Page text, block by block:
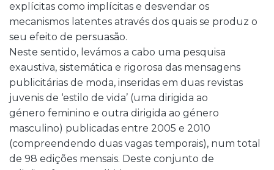
explícitas como implícitas e desvendar os
mecanismos latentes através dos quais se produz o
seu efeito de persuasão.
Neste sentido, levámos a cabo uma pesquisa
exaustiva, sistemática e rigorosa das mensagens
publicitárias de moda, inseridas em duas revistas
juvenis de ‘estilo de vida’ (uma dirigida ao
género feminino e outra dirigida ao género
masculino) publicadas entre 2005 e 2010
(compreendendo duas vagas temporais), num total
de 98 edições mensais. Deste conjunto de